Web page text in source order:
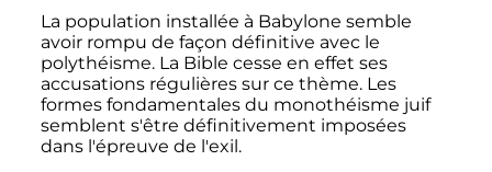
La population installée à Babylone semble
avoir rompu de façon définitive avec le
polythéisme. La Bible cesse en effet ses
accusations régulières sur ce thème. Les
formes fondamentales du monothéisme juif
semblent s'être définitivement imposées
dans l'épreuve de l'exil.